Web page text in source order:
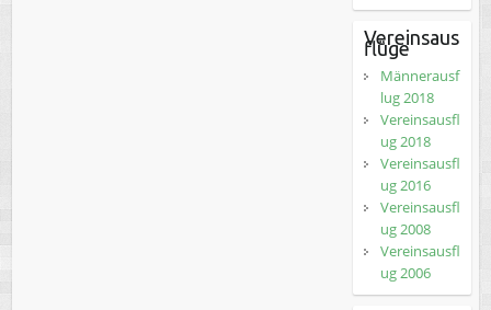
Vereinsaus
flüge
Männerausf
lug 2018
Vereinsausfl
ug 2018
Vereinsausfl
ug 2016
Vereinsausfl
ug 2008
Vereinsausfl
ug 2006